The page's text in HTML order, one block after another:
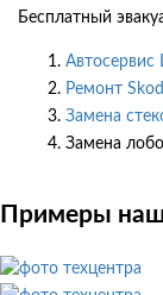
Бесплатный
Ремонт
Замена
Замена
Примеры